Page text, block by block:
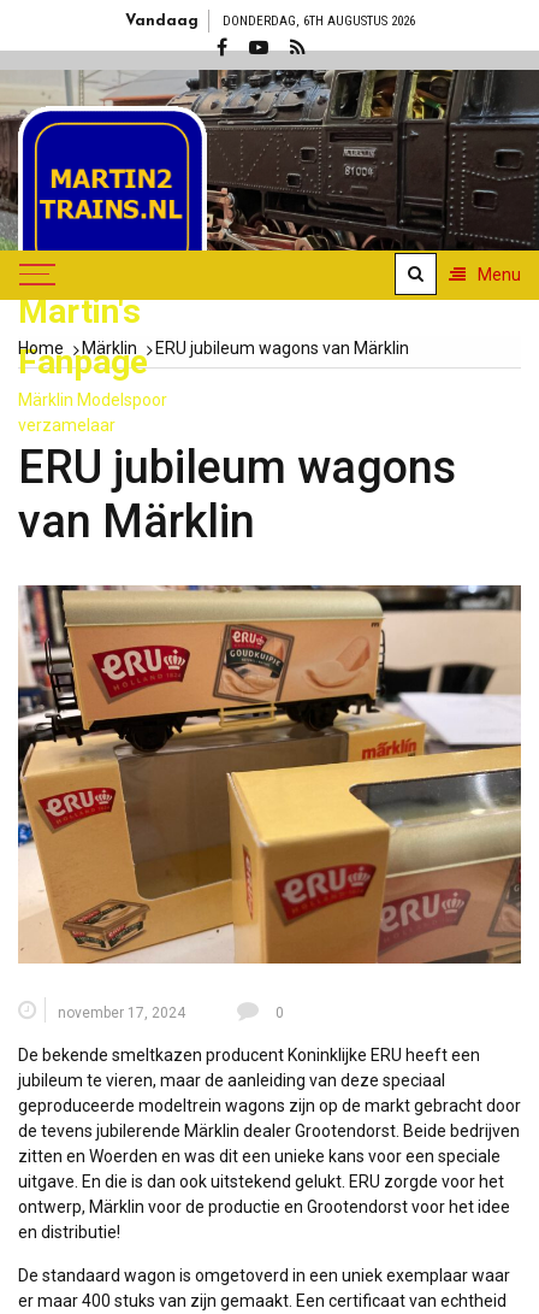
Vandaag DONDERDAG, 6TH AUGUSTUS 2026
Martin's
Fanpage
Märklin Modelspoor
verzamelaar
Menu
Home Märklin ERU jubileum wagons van Märklin
ERU jubileum wagons
van Märklin
november 17, 2024 0
De bekende smeltkazen producent Koninklijke ERU heeft een
jubileum te vieren, maar de aanleiding van deze speciaal
geproduceerde modeltrein wagons zijn op de markt gebracht door
de tevens jubilerende Märklin dealer Grootendorst. Beide bedrijven
zitten en Woerden en was dit een unieke kans voor een speciale
uitgave. En die is dan ook uitstekend gelukt. ERU zorgde voor het
ontwerp, Märklin voor de productie en Grootendorst voor het idee
en distributie!
De standaard wagon is omgetoverd in een uniek exemplaar waar
er maar 400 stuks van zijn gemaakt. Een certificaat van echtheid